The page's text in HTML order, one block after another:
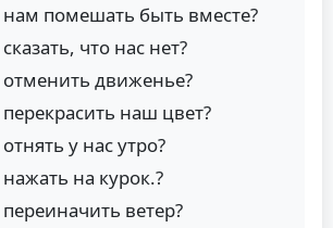
нам помешать быть вместе?
что нас нет?
отменить движенье?
наш цвет?
у нас утро?
на курок.?
ветер?